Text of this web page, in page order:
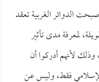
الدوائر الغربية تعقد
لمعرفة مدى تأثير
وذلك لأنهم أدركوا أن
فقط، وليس عن